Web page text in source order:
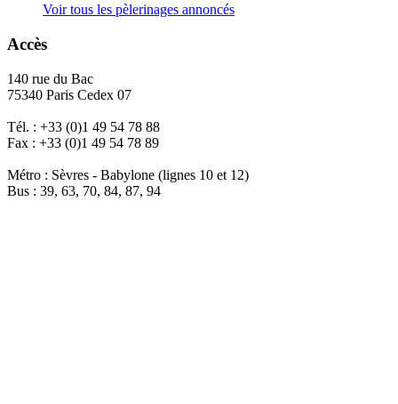
Voir tous les pèlerinages annoncés
Accès
140 rue du Bac
75340 Paris Cedex 07
Tél. : +33 (0)1 49 54 78 88
Fax : +33 (0)1 49 54 78 89
Métro : Sèvres - Babylone (lignes 10 et 12)
Bus : 39, 63, 70, 84, 87, 94